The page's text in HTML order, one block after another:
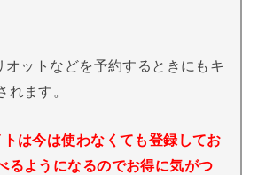
オットなどを予約するときにもキ
れます。
は今は使わなくても登録してお
るようになるのでお得に気がつ